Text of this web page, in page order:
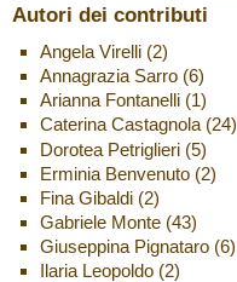
Autori dei contributi
Angela Virelli(2)
Annagrazia Sarro(6)
Arianna Fontanelli(1)
Caterina Castagnola(24)
Dorotea Petriglieri(5)
Erminia Benvenuto(2)
Fina Gibaldi(2)
Gabriele Monte(43)
Giuseppina Pignataro(6)
Ilaria Leopoldo(2)